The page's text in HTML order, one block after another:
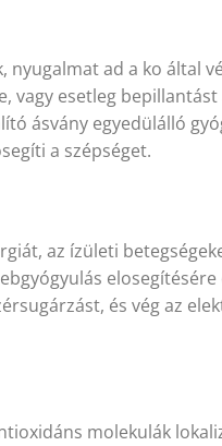
ad a ko által
vagy esetleg
ásvány egyedülálló
a szépséget.
az ízületi
elosegítésére
és vég az
molekulák